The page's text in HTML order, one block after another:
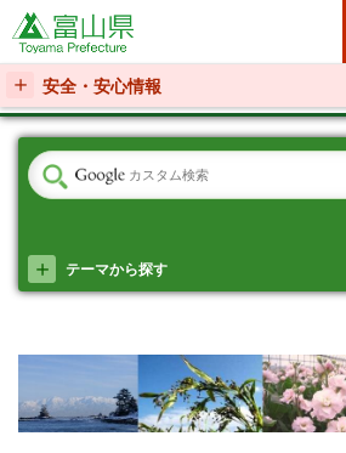
富山県
安全・安心情報
テーマから探す